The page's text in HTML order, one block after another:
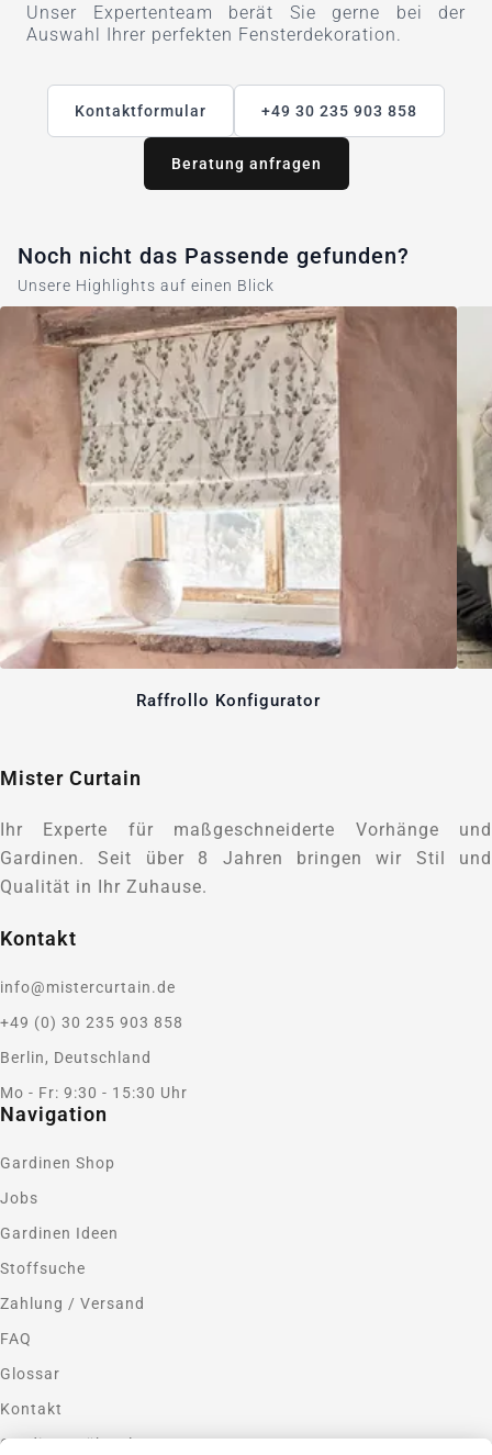
Unser Expertenteam berät Sie gerne bei der
Auswahl Ihrer perfekten Fensterdekoration.
Kontaktformular +49 30 235 903 858
Beratung anfragen
Noch nicht das Passende gefunden?
Unsere Highlights auf einen Blick
Raffrollo Konfigurator
Mister Curtain
Ihr Experte für maßgeschneiderte Vorhänge und
Gardinen. Seit über 8 Jahren bringen wir Stil und
Qualität in Ihr Zuhause.
Kontakt
info@mistercurtain.de
+49 (0) 30 235 903 858
Berlin, Deutschland
Mo - Fr: 9:30 - 15:30 Uhr
Navigation
Gardinen Shop
Jobs
Gardinen Ideen
Stoffsuche
Zahlung / Versand
FAQ
Glossar
Kontakt
Gardinen nähen lassen